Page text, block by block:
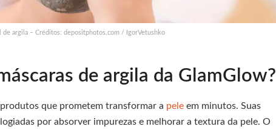
de argila – Créditos: depositphotos.com / IgorVetushko
de argila da GlamGlow?
que prometem transformar a pele em minutos. Suas
por absorver impurezas e melhorar a textura da pele. O